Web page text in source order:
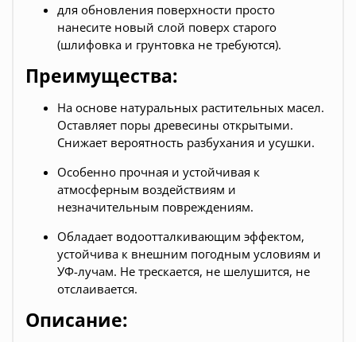
для обновления поверхности просто
нанесите новый слой поверх старого
(шлифовка и грунтовка не требуются).
Преимущества:
На основе натуральных растительных масел.
Оставляет поры древесины открытыми.
Снижает вероятность разбухания и усушки.
Особенно прочная и устойчивая к
атмосферным воздействиям и
незначительным повреждениям.
Обладает водоотталкивающим эффектом,
устойчива к внешним погодным условиям и
УФ-лучам. Не трескается, не шелушится, не
отслаивается.
Описание: